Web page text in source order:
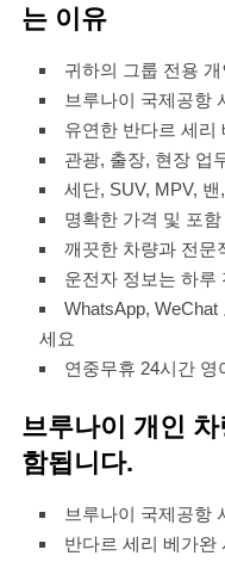
는 이유
귀하의 그룹 전용
브루나이 국제공항
유연한 반다르 세리
관광, 출장, 현장 업
세단, SUV, MPV,
명확한 가격 및 포
깨끗한 차량과 전문
운전자 정보는 하루
WhatsApp,
세요
연중무휴 24시간 영
브루나이 개인
함됩니다.
브루나이 국제공항
반다르 세리 베가완